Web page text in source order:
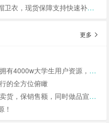
保障支持快速补货，寻求b端商家合作
更多
的校内学生团长，需求符合大学生日常消费的产品，可保RIO
的全方位俯瞰
销售额，同时做品宣和私域搭建！
！